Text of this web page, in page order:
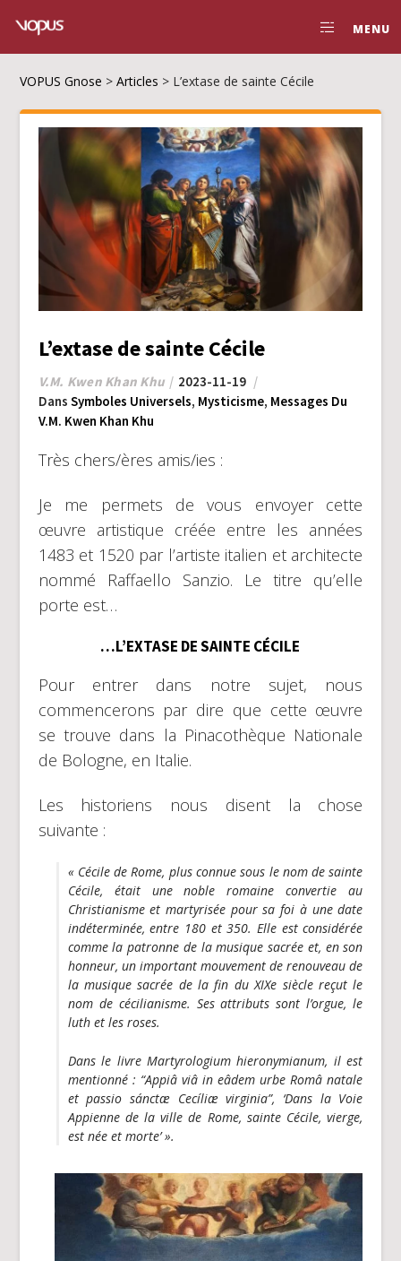
MENU
VOPUS Gnose >Articles > L’extase de sainte Cécile
L’extase de sainte Cécile
V.M. Kwen Khan Khu
2023-11-19
Dans Symboles Universels, Mysticisme, Messages Du
V.M. Kwen Khan Khu
Très chers/ères amis/ies :
Je me permets de vous envoyer cette
œuvre artistique créée entre les années
1483 et 1520 par l’artiste italien et architecte
nommé Raffaello Sanzio. Le titre qu’elle
porte est…
…L’EXTASE DE SAINTE CÉCILE
Pour entrer dans notre sujet, nous
commencerons par dire que cette œuvre
se trouve dans la Pinacothèque Nationale
de Bologne, en Italie.
Les historiens nous disent la chose
suivante :
« Cécile de Rome, plus connue sous le nom de sainte
Cécile, était une noble romaine convertie au
Christianisme et martyrisée pour sa foi à une date
indéterminée, entre 180 et 350. Elle est considérée
comme la patronne de la musique sacrée et, en son
honneur, un important mouvement de renouveau de
la musique sacrée de la fin du XIXe siècle reçut le
nom de cécilianisme. Ses attributs sont l’orgue, le
luth et les roses.
Dans le livre Martyrologium hieronymianum, il est
mentionné : “Appiâ viâ in eâdem urbe Româ natale
et passio sánctæ Cecíliæ virginia”, ‘Dans la Voie
Appienne de la ville de Rome, sainte Cécile, vierge,
est née et morte’ ».